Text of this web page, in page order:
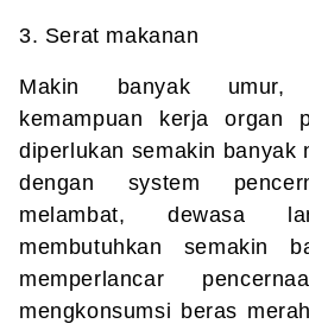
3. Serat makanan
Makin banyak umur,
kemampuan kerja organ
diperlukan semakin banyak
dengan system
melambat, dewasa
membutuhkan semakin
memperlancar
mengkonsumsi beras